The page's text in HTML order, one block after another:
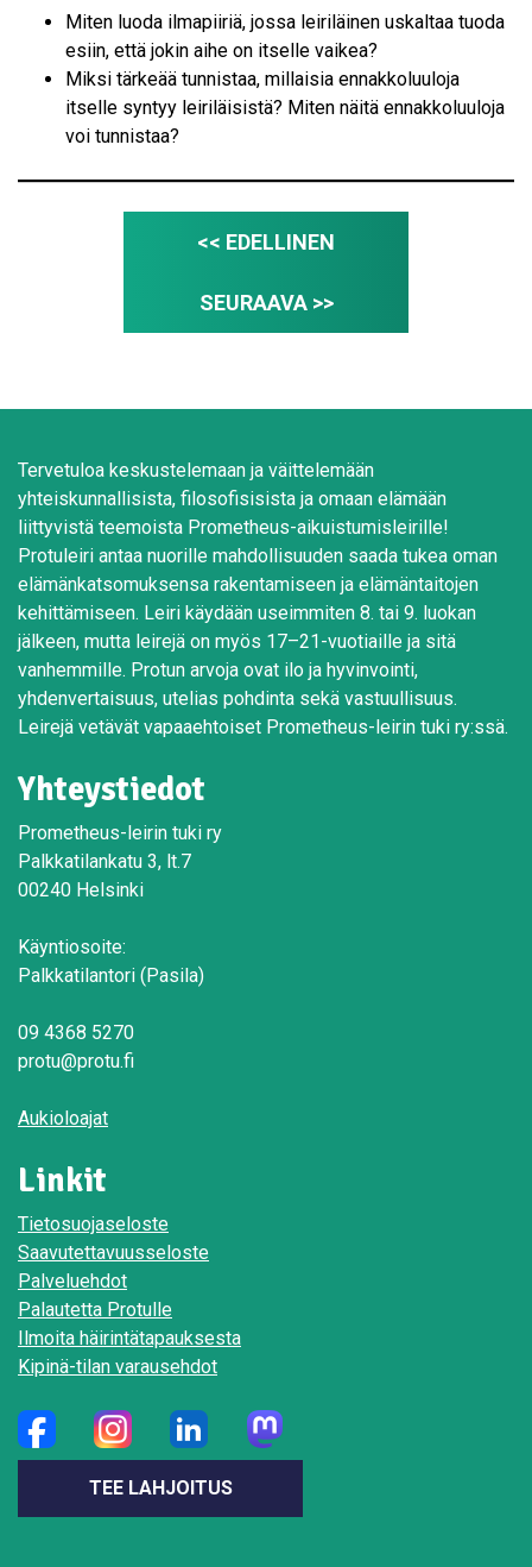
Miten luoda ilmapiiriä, jossa leiriläinen uskaltaa tuoda
esiin, että jokin aihe on itselle vaikea?
Miksi tärkeää tunnistaa, millaisia ennakkoluuloja
itselle syntyy leiriläisistä? Miten näitä ennakkoluuloja
voi tunnistaa?
<< EDELLINEN
SEURAAVA >>
Tervetuloa keskustelemaan ja väittelemään
yhteiskunnallisista, filosofisisista ja omaan elämään
liittyvistä teemoista Prometheus-aikuistumisleirille!
Protuleiri antaa nuorille mahdollisuuden saada tukea oman
elämänkatsomuksensa rakentamiseen ja elämäntaitojen
kehittämiseen. Leiri käydään useimmiten 8. tai 9. luokan
jälkeen, mutta leirejä on myös 17–21-vuotiaille ja sitä
vanhemmille. Protun arvoja ovat ilo ja hyvinvointi,
yhdenvertaisuus, utelias pohdinta sekä vastuullisuus.
Leirejä vetävät vapaaehtoiset Prometheus-leirin tuki ry:ssä.
Yhteystiedot
Prometheus-leirin tuki ry
Palkkatilankatu 3, lt.7
00240 Helsinki
Käyntiosoite:
Palkkatilantori (Pasila)
09 4368 5270
protu@protu.fi
Aukioloajat
Linkit
Tietosuojaseloste
Saavutettavuusseloste
Palveluehdot
Palautetta Protulle
Ilmoita häirintätapauksesta
Kipinä-tilan varausehdot
TEE LAHJOITUS